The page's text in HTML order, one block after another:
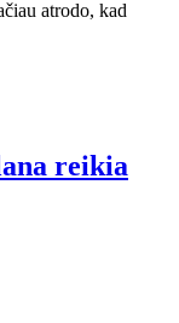
atrodo, kad
reikia